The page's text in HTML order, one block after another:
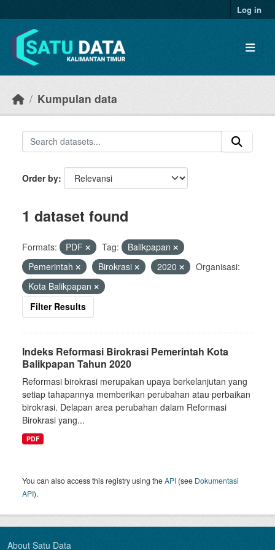
Log in
Kumpulan data
Order by
1 dataset found
Formats: PDF Tag:
Balikpapan
Pemerintah
Birokrasi 2020
Organisasi:
Kota Balikpapan
Filter Results
Indeks Reformasi Birokrasi Pemerintah Kota
Balikpapan Tahun 2020
Reformasi birokrasi merupakan upaya berkelanjutan yang
setiap tahapannya memberikan perubahan atau perbaikan
birokrasi. Delapan area perubahan dalam Reformasi
Birokrasi yang...
PDF
You can also access this registry using theAPI (see Dokumentasi
API).
About Satu Data